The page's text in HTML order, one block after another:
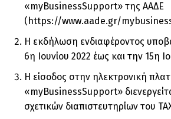
«myBusinessSupport» της ΑΑΔΕ
(https://www.aade.gr/
Η εκδήλωση ενδιαφέροντος
6η Ιουνίου 2022 έως και την 15η
Η είσοδος στην ηλεκτρονική
«myBusinessSupport»
σχετικών διαπιστευτηρίων του